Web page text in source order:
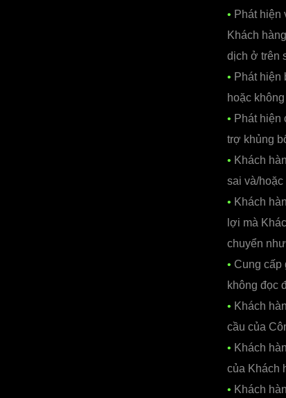
• Phát hiện
Khách
dịch ở trên
• Phát hiện
hoặc
• Phát hiện
trợ khủng
• Khách
sai và/
• Khách
lợi mà
chuyển
• Cung cấp
không đọc
• Khách
cầu của
• Khách
của Khách
• Khách